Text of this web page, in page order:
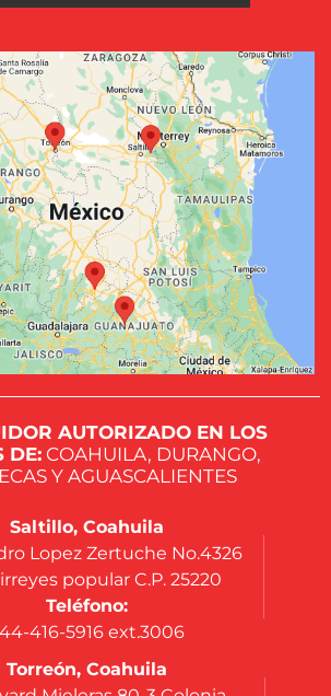
AUTORIZADO EN LOS
DE:COAHUILA, DURANGO,
Y AGUASCALIENTES
Saltillo, Coahuila
Lopez Zertuche No.4326
popular C.P. 25220
Teléfono:
416-5916 ext.3006
Torreón, Coahuila